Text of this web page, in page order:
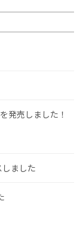
発売しました！
ました